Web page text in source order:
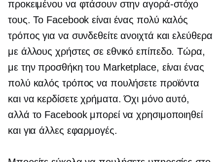
προκειμένου να φτάσουν στην αγορά-στόχο
τους. Το Facebook είναι ένας πολύ καλός
τρόπος για να συνδεθείτε ανοιχτά και ελεύθερα
με άλλους χρήστες σε εθνικό επίπεδο. Τώρα,
με την προσθήκη του Marketplace, είναι ένας
πολύ καλός τρόπος να πουλήσετε προϊόντα
και να κερδίσετε χρήματα. Όχι μόνο αυτό,
αλλά το Facebook μπορεί να χρησιμοποιηθεί
και για άλλες εφαρμογές.